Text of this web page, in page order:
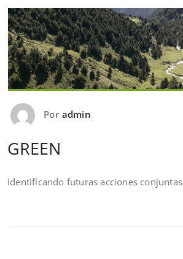
Por admin
GREEN
Identificando futuras acciones conjuntas